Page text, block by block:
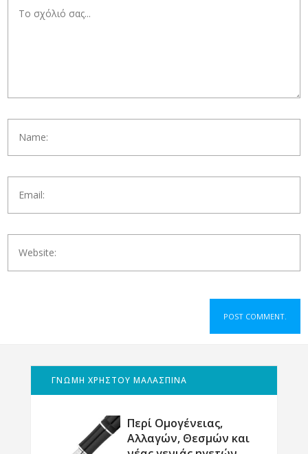
ΓΝΩΜΗ ΧΡΗΣΤΟΥ ΜΑΛΑΣΠΙΝΑ
Περί Ομογένειας,
Αλλαγών, Θεσμών και